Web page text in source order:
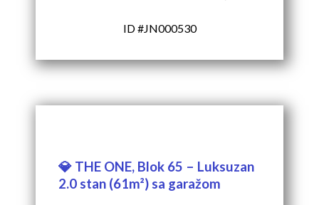
ID #JN000530
💎 THE ONE, Blok 65 – Luksuzan
2.0 stan (61m²) sa garažom